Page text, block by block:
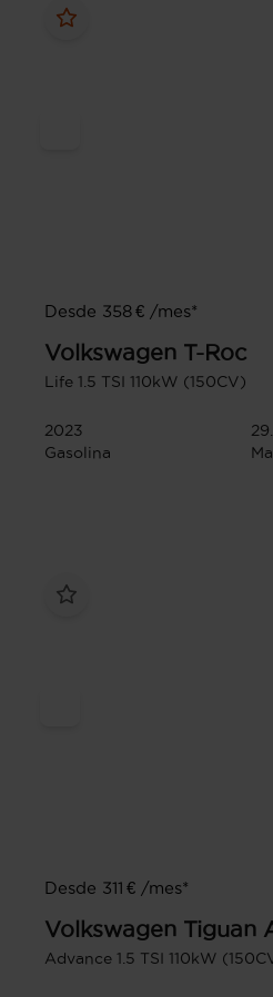
Desde 358 € /mes*
Volkswagen T-Roc
Life 1.5 TSI 110kW (150CV)
2023
Gasolina
Desde 311 € /mes*
Volkswagen Tiguan
Advance 1.5 TSI 110kW